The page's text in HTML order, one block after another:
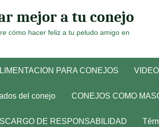
mejor a tu conejo
cómo hacer feliz a tu peludo amigo en
PARA CONEJOS
del conejo CONEJOS COMO
DE RESPONSABILIDAD